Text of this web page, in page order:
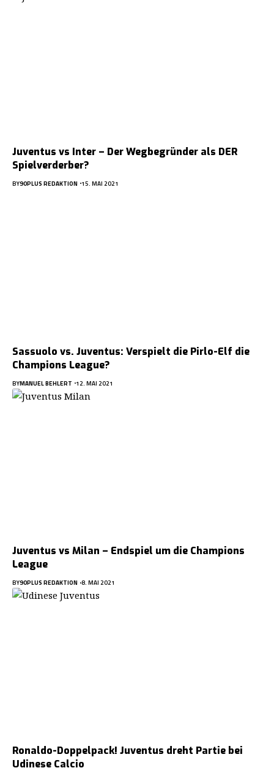
Juventus vs Inter – Der Wegbegründer als DER
Spielverderber?
BY90PLUS REDAKTION 15. MAI 2021
Sassuolo vs. Juventus: Verspielt die Pirlo-Elf die
Champions League?
BYMANUEL BEHLERT 12. MAI 2021
Juventus vs Milan – Endspiel um die Champions
League
BY90PLUS REDAKTION 8. MAI 2021
Ronaldo-Doppelpack! Juventus dreht Partie bei
Udinese Calcio